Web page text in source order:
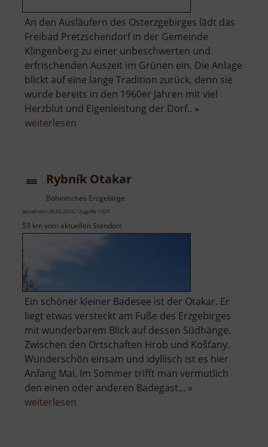
An den Ausläufern des Osterzgebirges lädt das
Freibad Pretzschendorf in der Gemeinde
Klingenberg zu einer unbeschwerten und
erfrischenden Auszeit im Grünen ein. Die Anlage
blickt auf eine lange Tradition zurück, denn sie
wurde bereits in den 1960er Jahren mit viel
Herzblut und Eigenleistung der Dorf.. »
weiterlesen
Rybník Otakar
Böhmisches Erzgebirge
aktuell vom 28.05.2025 / Zugriffe: 1327
53 km vom aktuellen Standort
Ein schöner kleiner Badesee ist der Otakar. Er
liegt etwas versteckt am Fuße des Erzgebirges
mit wunderbarem Blick auf dessen Südhänge.
Zwischen den Ortschaften Hrob und Košťany.
Wunderschön einsam und idyllisch ist es hier
Anfang Mai. Im Sommer trifft man vermutlich
den einen oder anderen Badegast... »
weiterlesen